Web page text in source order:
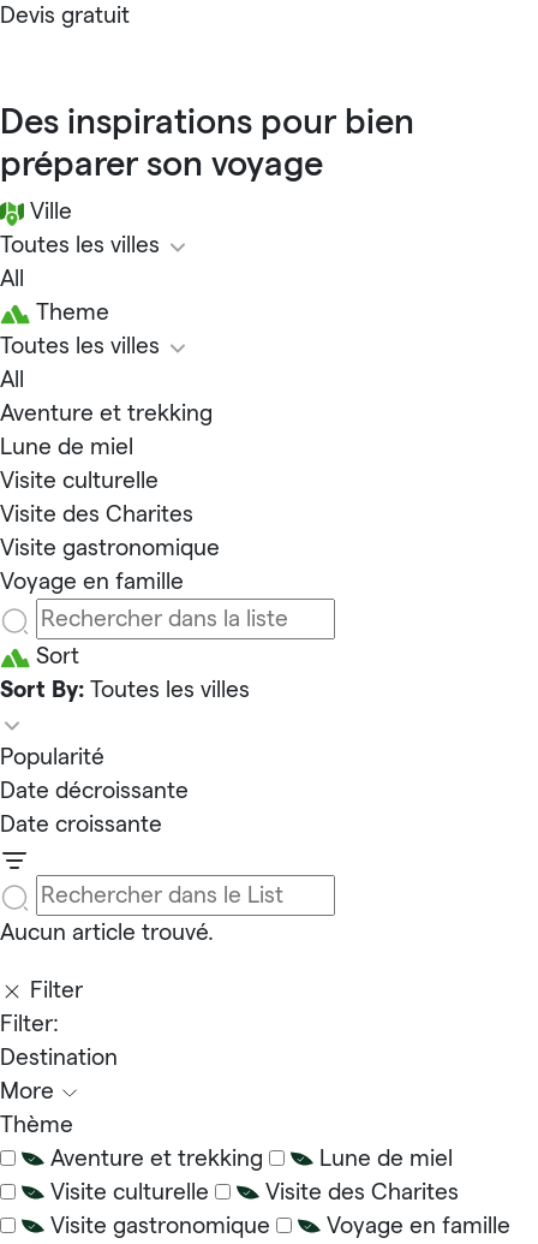
Devis gratuit
Des inspirations pour bien
préparer son voyage
Ville
Toutes les villes
All
Theme
Toutes les villes
All
Aventure et trekking
Lune de miel
Visite culturelle
Visite des Charites
Visite gastronomique
Voyage en famille
Sort
Sort By: Toutes les villes
Popularité
Date décroissante
Date croissante
Aucun article trouvé.
Filter
Filter:
Destination
More
Thème
Aventure et trekking
Lune de miel
Visite culturelle
Visite des Charites
Visite gastronomique
Voyage en famille